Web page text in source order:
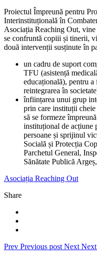
Proiectul Împreună pentru
Interinstituțională în
Asociația Reaching Out,
se confruntă copiii și tinerii,
două intervenții susținute în
un cadru de suport
TFU (asistență
educațională), pentru
reintegrarea în
înființarea unui grup
prin care instituții
să se formeze
instituțional de acțiune
persoane și sprijinul
Socială și Protecția
Parchetul General,
Sănătate Publică
Asociația Reaching Out
Share
Prev Previous post Next